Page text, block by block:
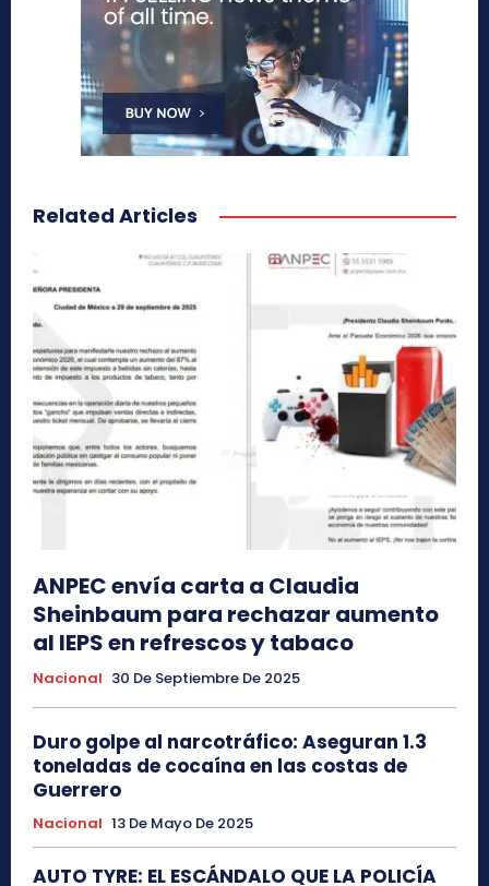
Related Articles
ANPEC envía carta a Claudia
Sheinbaum para rechazar aumento
al IEPS en refrescos y tabaco
Nacional 30 De Septiembre De 2025
Duro golpe al narcotráfico: Aseguran 1.3
toneladas de cocaína en las costas de
Guerrero
Nacional 13 De Mayo De 2025
AUTO TYRE: EL ESCÁNDALO QUE LA POLICÍA